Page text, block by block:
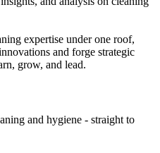
expertise under one roof,
and forge strategic
grow, and lead.
and hygiene - straight to